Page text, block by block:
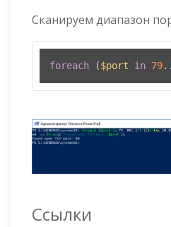
Сканируем диапазон
foreach ($port in 79..
Ссылки